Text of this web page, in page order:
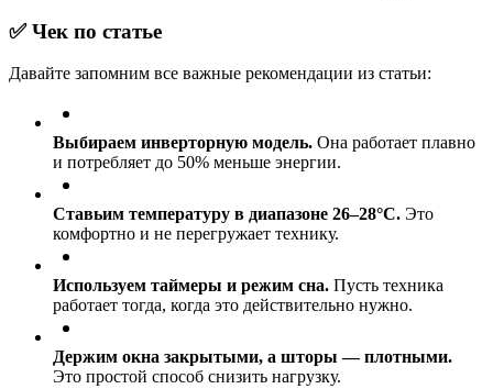
✅ Чек по статье
Давайте запомним все важные рекомендации из статьи:
Выбираем инверторную модель. Она работает плавно
и потребляет до 50% меньше энергии.
Ставьим температуру в диапазоне 26–28°C. Это
комфортно и не перегружает технику.
Используем таймеры и режим сна. Пусть техника
работает тогда, когда это действительно нужно.
Держим окна закрытыми, а шторы — плотными.
Это простой способ снизить нагрузку.